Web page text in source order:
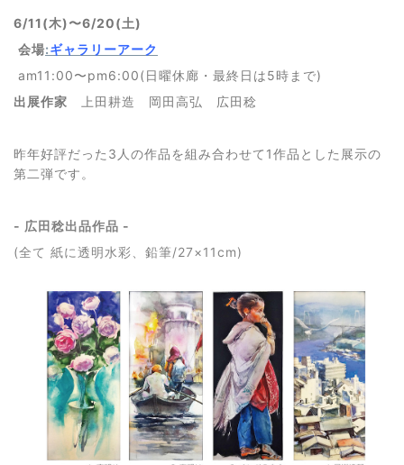
6/11(木)〜6/20(土)
会場:ギャラリーアーク
am11:00〜pm6:00(日曜休廊・最終日は5時まで)
出展作家
上田耕造 岡田高弘 広田稔
昨年好評だった3人の作品を組み合わせて1作品とした展示の
第二弾です。
- 広田稔出品作品 -
(全て 紙に透明水彩、鉛筆/27×11cm)